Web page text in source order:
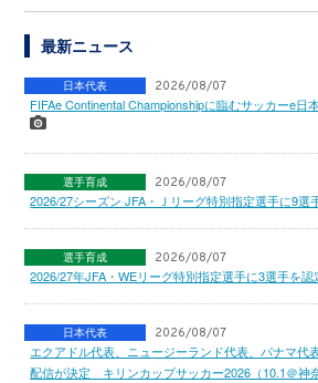
最新ニュース
日本代表 2026/08/07
FIFAe Continental Championshipに臨むサッカーe日
選手育成 2026/08/07
2026/27シーズン JFA・Ｊリーグ特別指定選手に9選
選手育成 2026/08/07
2026/27年JFA・WEリーグ特別指定選手に3選手を
日本代表 2026/08/07
エクアドル代表、ニュージーランド代表、パナマ代
配信が決定 キリンカップサッカー2026（10.1＠神